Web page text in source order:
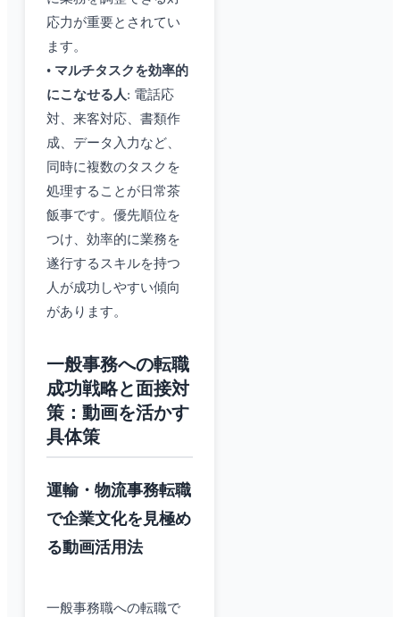
応力が重要とされてい
ます。
• マルチタスクを効率的
にこなせる人: 電話応
対、来客対応、書類作
成、データ入力など、
同時に複数のタスクを
処理することが日常茶
飯事です。優先順位を
つけ、効率的に業務を
遂行するスキルを持つ
人が成功しやすい傾向
があります。
一般事務への転職
成功戦略と面接対
策：動画を活かす
具体策
運輸・物流事務転職
で企業文化を見極め
る動画活用法
一般事務職への転職で